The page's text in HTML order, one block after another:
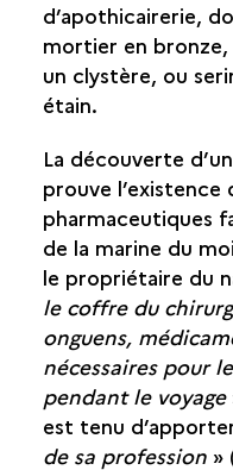
AU SON DU CANON
LES OUTILS DU BORD
LES REPAS
CROYANCE ET
LA MALADIE ET LA
CHIRURGIE ET
DU PILON ET DU
d’apothicairerie,
mortier en
un clystère, ou
étain.
La découverte
prouve
pharmaceutiques
de la marine du
le propriétaire du
le coffre du
onguens,
nécessaires pour
pendant le voyage
est tenu
de sa profession»